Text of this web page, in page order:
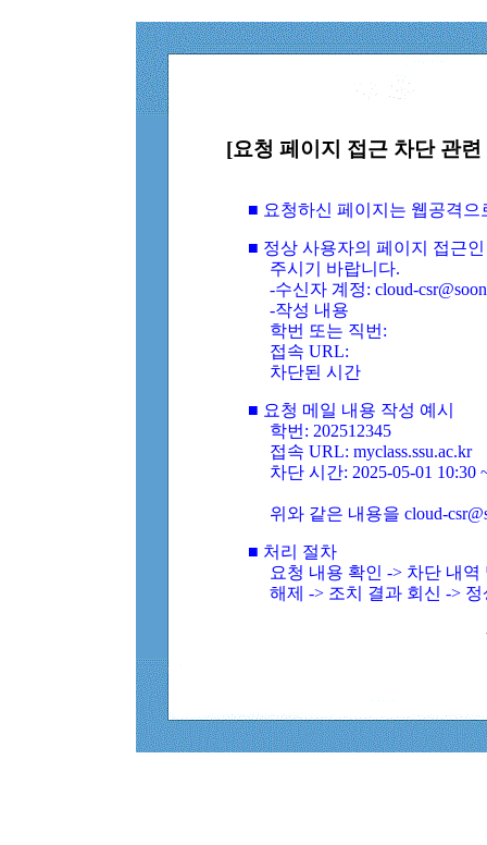
[요청 페이지 접근 차단 관
■ 요청하신 페이지는 웹공격
■ 정상 사용자의 페이지 접근
주시기 바랍니다.
-수신자 계정: cloud-
-작성 내용
학번 또는 직번:
접속 URL:
차단된 시간
■ 요청 메일 내용 작성 예시
학번: 202512345
접속 URL: myclass.ssu.ac.kr
차단 시간: 2025-05-01 10:30
위와 같은 내용을 cloud-
■ 처리 절차
요청 내용 확인 -> 차단 내
해제 -> 조치 결과 회신 ->